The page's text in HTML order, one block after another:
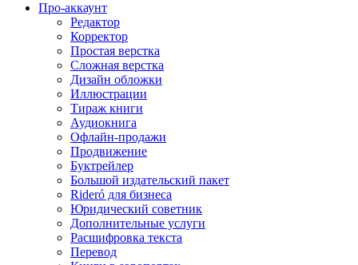
Про-аккаунт
Редактор
Корректор
Простая верстка
Сложная верстка
Дизайн обложки
Иллюстрации
Тираж книги
Аудиокнига
Офлайн-продажи
Продвижение
Буктрейлер
Большой издательский пакет
Rideró для бизнеса
Юридический советник
Дополнительные услуги
Расшифровка текста
Перевод